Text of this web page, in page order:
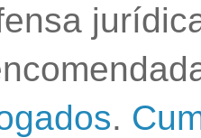
.